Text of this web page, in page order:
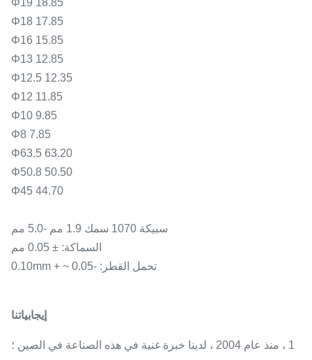
Φ19 18.85
Φ18 17.85
Φ16 15.85
Φ13 12.85
Φ12.5 12.35
Φ12 11.85
Φ10 9.85
Φ8 7.85
Φ63.5 63.20
Φ50.8 50.50
Φ45 44.70
سبيكة 1070 سمك 1.9 مم -5.0 مم
السماكة: ± 0.05 مم
تحمل القطر: -0.05 ~ + 0.10mm
إيجابياتنا
1 ، منذ عام 2004 ، لدينا خبرة غنية في هذه الصناعة في الصين ؛